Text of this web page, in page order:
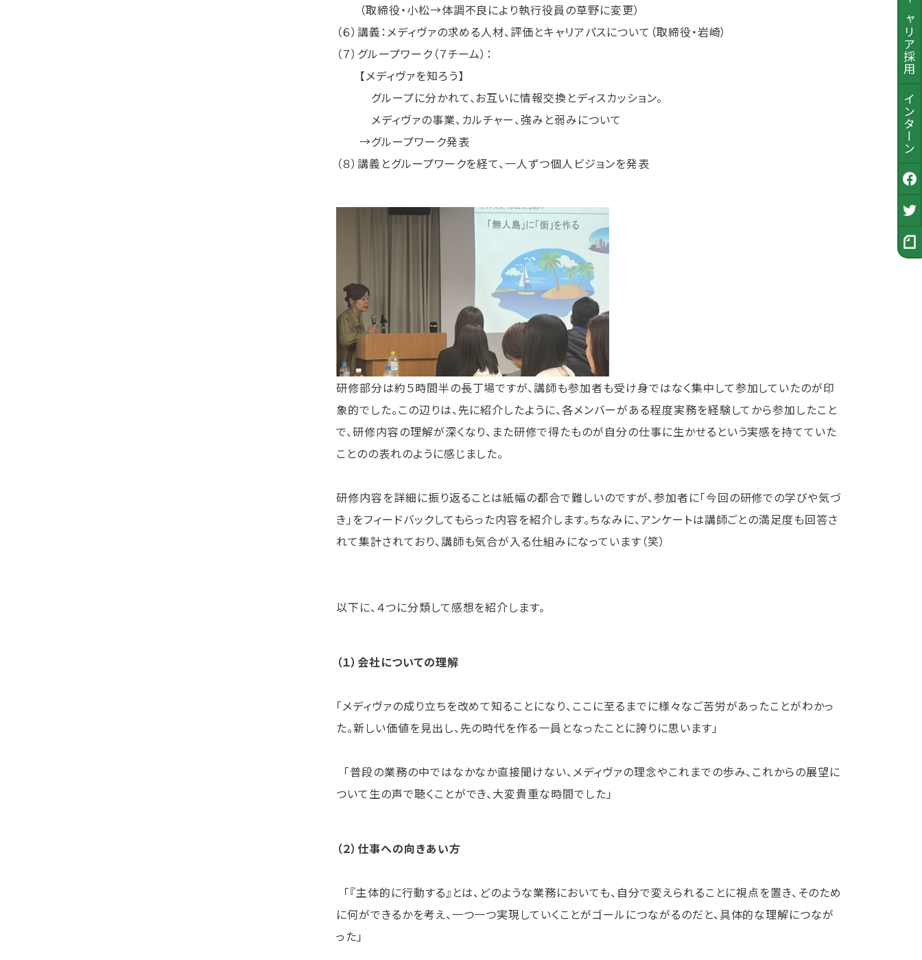
キャリア採用
インターン
公式Facebook
採用Twitter
採用ノート
（取締役・小松→体調不良により執行役員の草野に変更）
（６）講義：メディヴァの求める人材、評価とキャリアパスについて（取締役・岩崎）
（７）グループワーク（７チーム）：
【メディヴァを知ろう】
グループに分かれて、お互いに情報交換とディスカッション。
メディヴァの事業、カルチャー、強みと弱みについて
→グループワーク発表
（８）講義とグループワークを経て、一人ずつ個人ビジョンを発表
研修部分は約５時間半の長丁場ですが、講師も参加者も受け身ではなく集中して参加していたのが印
象的でした。この辺りは、先に紹介したように、各メンバーがある程度実務を経験してから参加したこと
で、研修内容の理解が深くなり、また研修で得たものが自分の仕事に生かせるという実感を持てていた
ことのの表れのように感じました。
研修内容を詳細に振り返ることは紙幅の都合で難しいのですが、参加者に「今回の研修での学びや気づ
き」をフィードバックしてもらった内容を紹介します。ちなみに、アンケートは講師ごとの満足度も回答さ
れて集計されており、講師も気合が入る仕組みになっています（笑）
以下に、４つに分類して感想を紹介します。
（１）会社についての理解
「メディヴァの成り立ちを改めて知ることになり、ここに至るまでに様々なご苦労があったことがわかっ
た。新しい価値を見出し、先の時代を作る一員となったことに誇りに思います」
「普段の業務の中ではなかなか直接聞けない、メディヴァの理念やこれまでの歩み、これからの展望に
ついて生の声で聴くことができ、大変貴重な時間でした」
（２）仕事への向きあい方
「『主体的に行動する』とは、どのような業務においても、自分で変えられることに視点を置き、そのため
に何ができるかを考え、一つ一つ実現していくことがゴールにつながるのだと、具体的な理解につなが
った」